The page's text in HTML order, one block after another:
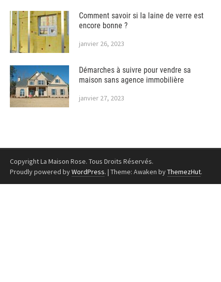
Comment savoir si la laine de verre est
encore bonne ?
janvier 26, 2023
Démarches à suivre pour vendre sa
maison sans agence immobilière
janvier 27, 2023
Copyright La Maison Rose. Tous Droits Réservés.
Proudly powered byWordPress. | Theme: Awaken byThemezHut.